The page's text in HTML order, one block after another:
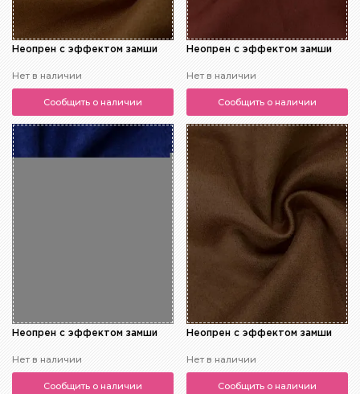
Неопрен с эффектом замши
Нет в наличии
Сообщить о наличии
Неопрен с эффектом замши
Нет в наличии
Сообщить о наличии
Неопрен с эффектом замши
Нет в наличии
Сообщить о наличии
Неопрен с эффектом замши
Нет в наличии
Сообщить о наличии